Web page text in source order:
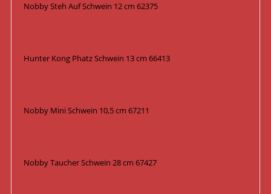
Nobby Steh Auf Schwein 12 cm 62375
Hunter Kong Phatz Schwein 13 cm 66413
Nobby Mini Schwein 10,5 cm 67211
Nobby Taucher Schwein 28 cm 67427